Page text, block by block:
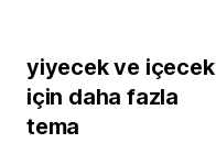
yiyecek ve içecek
için daha fazla
tema